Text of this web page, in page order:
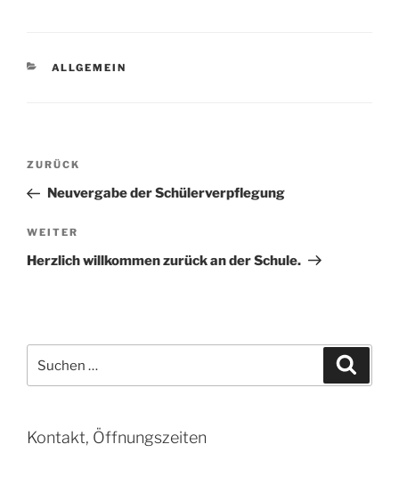
KATEGORIEN
ALLGEMEIN
Beitragsnavigation
Vorheriger
Beitrag
ZURÜCK
Neuvergabe der Schülerverpflegung
Nächster
Beitrag
WEITER
Herzlich willkommen zurück an der Schule.
nach:
Kontakt, Öffnungszeiten